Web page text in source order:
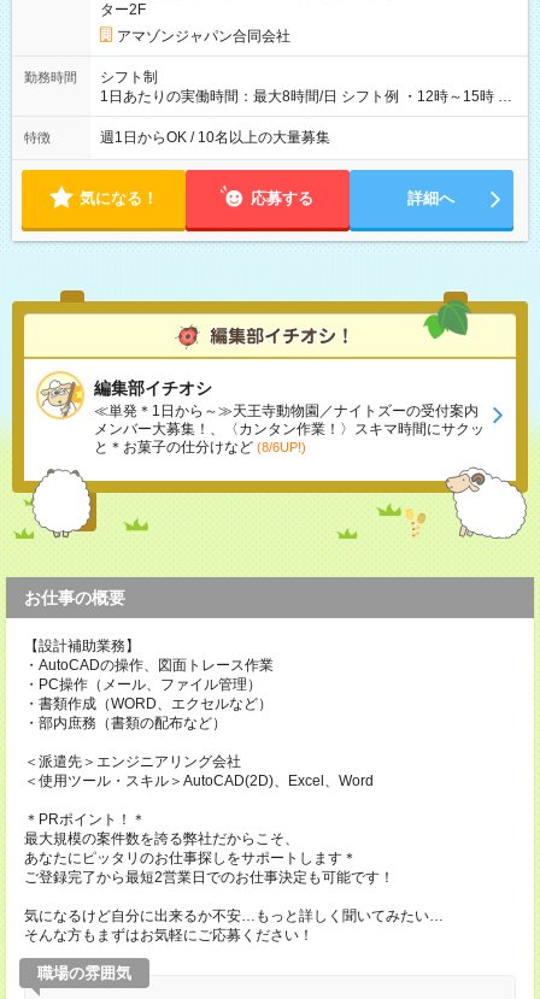
ター2F
アマゾンジャパン合同会社
勤務時間
シフト制
1日あたりの実働時間：最大8時間/日 シフト例 ・12時～15時 入
社後、就業可能シフトをご確認の上、申請してください。
特徴 週1日からOK / 10名以上の大量募集
気になる！ 応募する 詳細へ
編集部イチオシ
≪単発＊1日から～≫天王寺動物園／ナイトズーの受付案内
メンバー大募集！、〈カンタン作業！〉スキマ時間にサクッ
と＊お菓子の仕分けなど (8/6UP!)
お仕事の概要
【設計補助業務】
・AutoCADの操作、図面トレース作業
・PC操作（メール、ファイル管理）
・書類作成（WORD、エクセルなど）
・部内庶務（書類の配布など）
＜派遣先＞エンジニアリング会社
＜使用ツール・スキル＞AutoCAD(2D)、Excel、Word
＊PRポイント！＊
最大規模の案件数を誇る弊社だからこそ、
あなたにピッタリのお仕事探しをサポートします＊
ご登録完了から最短2営業日でのお仕事決定も可能です！
気になるけど自分に出来るか不安…もっと詳しく聞いてみたい…
そんな方もまずはお気軽にご応募ください！
職場の雰囲気